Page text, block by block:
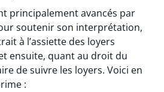
principalement avancés par
soutenir son interprétation,
à l’assiette des loyers
ensuite, quant au droit du
de suivre les loyers. Voici en
: